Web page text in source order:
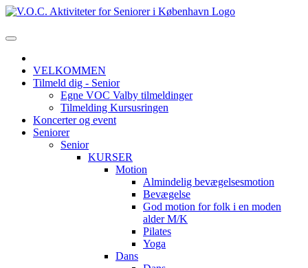
VELKOMMEN
Tilmeld dig - Senior
Egne VOC Valby tilmeldinger
Tilmelding Kursusringen
Koncerter og event
Seniorer
Senior
KURSER
Motion
Almindelig bevægelsesmotion
Bevægelse
God motion for folk i en moden
alder M/K
Pilates
Yoga
Dans